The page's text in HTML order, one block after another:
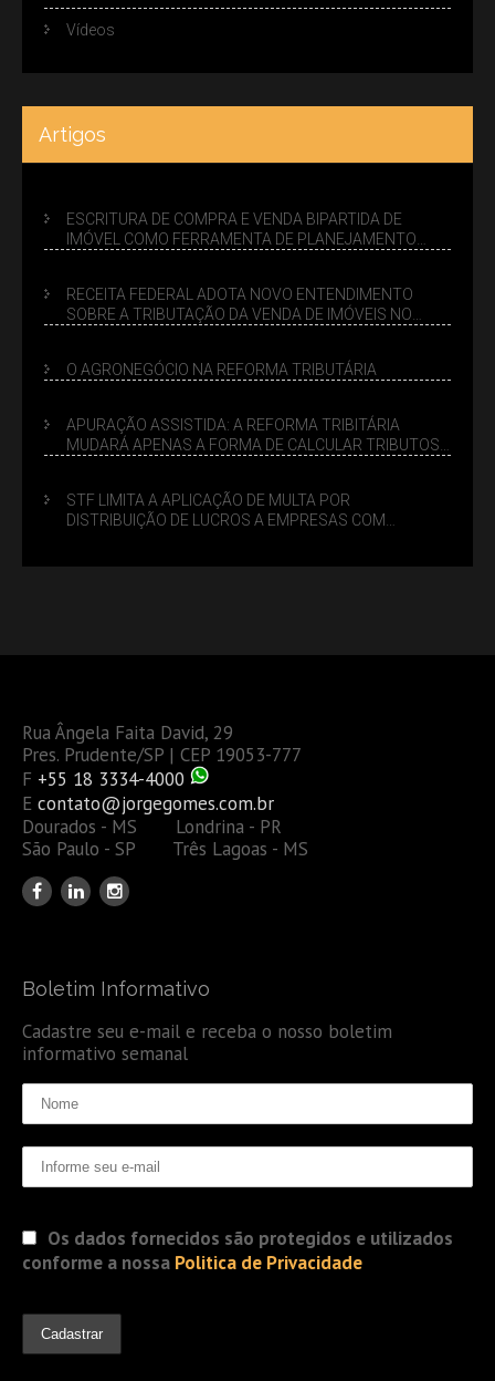
Vídeos
Artigos
ESCRITURA DE COMPRA E VENDA BIPARTIDA DE
IMÓVEL COMO FERRAMENTA DE PLANEJAMENTO
RECEITA FEDERAL ADOTA NOVO ENTENDIMENTO
SOBRE A TRIBUTAÇÃO DA VENDA DE IMÓVEIS NO
O AGRONEGÓCIO NA REFORMA TRIBUTÁRIA
APURAÇÃO ASSISTIDA: A REFORMA TRIBITÁRIA
MUDARÁ APENAS A FORMA DE CALCULAR TRIBUTOS
STF LIMITA A APLICAÇÃO DE MULTA POR
DISTRIBUIÇÃO DE LUCROS A EMPRESAS COM
Rua Ângela Faita David, 29
Pres. Prudente/SP | CEP 19053-777
F +55 18 3334-4000
E contato@jorgegomes.com.br
Dourados - MS Londrina - PR
São Paulo - SP Três Lagoas - MS
Boletim Informativo
Cadastre seu e-mail e receba o nosso boletim
informativo semanal
Os dados fornecidos são protegidos e utilizados
conforme a nossa Politica de Privacidade